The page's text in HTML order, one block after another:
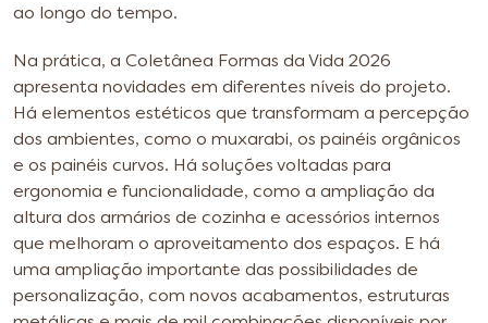
ao longo do tempo.
Na prática, a Coletânea Formas da Vida 2026
apresenta novidades em diferentes níveis do projeto.
Há elementos estéticos que transformam a percepção
dos ambientes, como o muxarabi, os painéis orgânicos
e os painéis curvos. Há soluções voltadas para
ergonomia e funcionalidade, como a ampliação da
altura dos armários de cozinha e acessórios internos
que melhoram o aproveitamento dos espaços. E há
uma ampliação importante das possibilidades de
personalização, com novos acabamentos, estruturas